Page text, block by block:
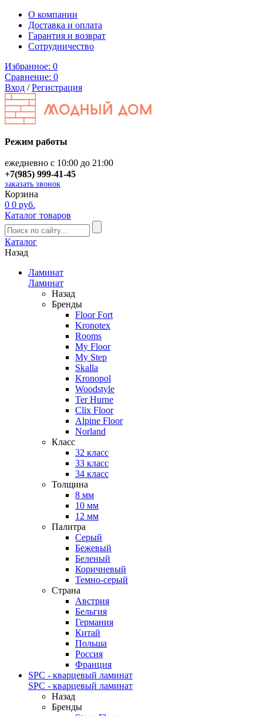
О компании
Доставка и оплата
Гарантия и возврат
Сотрудничество
Избранное: 0
Сравнение: 0
Вход /Регистрация
Режим работы
ежедневно с 10:00 до 21:00
+7(985) 999-41-45
заказать звонок
Корзина
0 0 руб.
Каталог товаров
Каталог
Назад
Ламинат
Ламинат
Назад
Бренды
Floor Fort
Kronotex
Rooms
My Floor
My Step
Skalla
Kronopol
Woodstyle
Ter Hurne
Clix Floor
Alpine Floor
Norland
Класс
32 класс
33 класс
34 класс
Толщина
8 мм
10 мм
12 мм
Палитра
Серый
Бежевый
Беленый
Коричневый
Темно-серый
Страна
Австрия
Бельгия
Германия
Китай
Польша
Россия
Франция
SPC - кварцевый ламинат
SPC - кварцевый ламинат
Назад
Бренды